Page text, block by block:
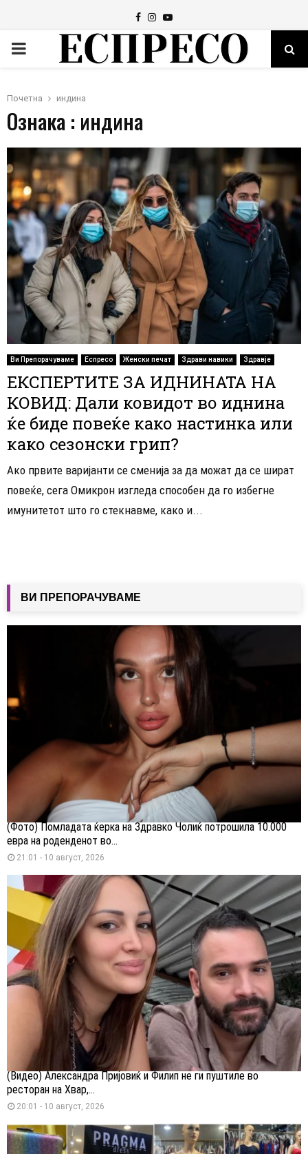
Facebook
Instagram
Youtube
PRIMARY
Почетна индина
Ознака : индина
Ви Препорачуваме Еспресо Женски печат Здрави навики Здравје
ЕКСПЕРТИТЕ ЗА ИДНИНАТА НА
КОВИД: Дали ковидот во иднина
ќе биде повеќе како настинка или
како сезонски грип?
Ако првите варијанти се сменија за да можат да се шират
повеќе, сега Омикрон изгледа способен да го избегне
имунитетот што го стекнавме, како и...
ВИ ПРЕПОРАЧУВАМЕ
(Фото) Помладата ќерка на Здравко Чолиќ потрошила 10.000
евра на роденденот во...
21:01 - 10 август, 2026
(Видео) Александра Пријовиќ и Филип не ги пуштиле во
ресторан на Хвар,...
20:01 - 10 август, 2026